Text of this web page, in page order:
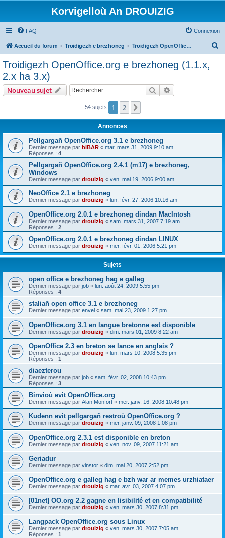
Korvigelloù An DROUIZIG
FAQ Connexion
Accueil du forum Troidigezh e brezhoneg Troidigezh OpenOffice.org e brezhoneg (1.1.x, 2.x ha 3.x)
c
Troidigezh OpenOffice.org e brezhoneg (1.1.x,
2.x ha 3.x)
Nouveau sujet Rechercher
54 sujets 1 2
Annonces
Pellgargañ OpenOffice.org 3.1 e brezhoneg
Dernier message par bIBAR « mar. mars 31, 2009 9:10 am
Réponses : 4
Pellgargañ OpenOffice.org 2.4.1 (m17) e brezhoneg,
Windows
Dernier message par drouizig « ven. mai 19, 2006 9:00 am
NeoOffice 2.1 e brezhoneg
Dernier message par drouizig « lun. févr. 27, 2006 10:16 am
OpenOffice.org 2.0.1 e brezhoneg dindan MacIntosh
Dernier message par drouizig « sam. mars 31, 2007 7:19 am
Réponses : 2
OpenOffice.org 2.0.1 e brezhoneg dindan LINUX
Dernier message par drouizig « mer. févr. 01, 2006 5:21 pm
Sujets
open office e brezhoneg hag e galleg
Dernier message par job « lun. août 24, 2009 5:55 pm
Réponses : 4
staliañ open office 3.1 e brezhoneg
Dernier message par envel « sam. mai 23, 2009 1:27 pm
OpenOffice.org 3.1 en langue bretonne est disponible
Dernier message par drouizig « dim. mars 01, 2009 8:22 am
OpenOffice 2.3 en breton se lance en anglais ?
Dernier message par drouizig « lun. mars 10, 2008 5:35 pm
Réponses : 1
diaezterou
Dernier message par job « sam. févr. 02, 2008 10:43 pm
Réponses : 3
Binvioù evit OpenOffice.org
Dernier message par Alan Monfort « mer. janv. 16, 2008 10:48 pm
Kudenn evit pellgargañ restroù OpenOffice.org ?
Dernier message par drouizig « mer. janv. 09, 2008 1:08 pm
OpenOffice.org 2.3.1 est disponible en breton
Dernier message par drouizig « ven. nov. 09, 2007 11:21 am
Geriadur
Dernier message par vinstor « dim. mai 20, 2007 2:52 pm
OpenOffice.org e galleg hag e bzh war ar memes urzhiataer
Dernier message par drouizig « mar. avr. 03, 2007 4:07 pm
[01net] OO.org 2.2 gagne en lisibilité et en compatibilité
Dernier message par drouizig « ven. mars 30, 2007 8:31 pm
Langpack OpenOffice.org sous Linux
Dernier message par drouizig « ven. mars 30, 2007 7:05 am
Réponses : 1